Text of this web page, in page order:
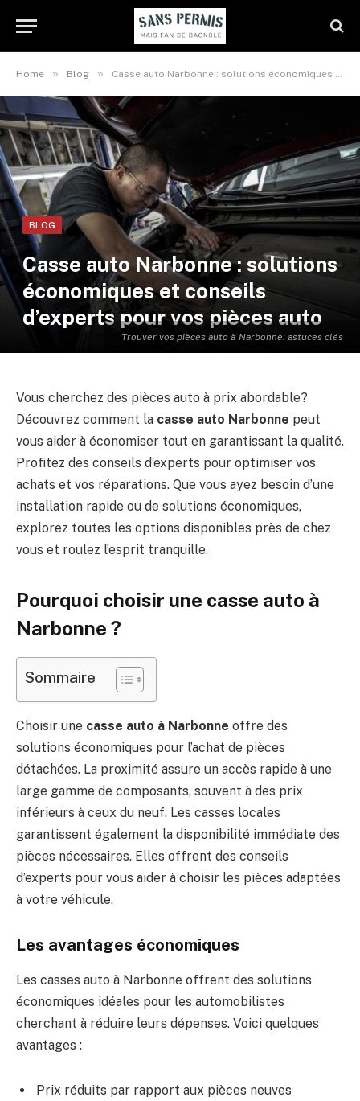
Home » Blog » Casse auto Narbonne : solutions économiques et conseils d’experts pour vos pièces auto
Trouver vos pièces auto à Narbonne: astuces clés
BLOG
Casse auto Narbonne : solutions
économiques et conseils
d’experts pour vos pièces auto
Vous cherchez des pièces auto à prix abordable?
Découvrez comment la casse auto Narbonne peut
vous aider à économiser tout en garantissant la qualité.
Profitez des conseils d’experts pour optimiser vos
achats et vos réparations. Que vous ayez besoin d’une
installation rapide ou de solutions économiques,
explorez toutes les options disponibles près de chez
vous et roulez l’esprit tranquille.
Pourquoi choisir une casse auto à
Narbonne ?
Sommaire
Choisir une casse auto à Narbonne offre des
solutions économiques pour l’achat de pièces
détachées. La proximité assure un accès rapide à une
large gamme de composants, souvent à des prix
inférieurs à ceux du neuf. Les casses locales
garantissent également la disponibilité immédiate des
pièces nécessaires. Elles offrent des conseils
d’experts pour vous aider à choisir les pièces adaptées
à votre véhicule.
Les avantages économiques
Les casses auto à Narbonne offrent des solutions
économiques idéales pour les automobilistes
cherchant à réduire leurs dépenses. Voici quelques
avantages :
Prix réduits par rapport aux pièces neuves